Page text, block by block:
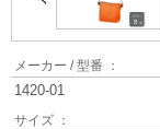
メーカー / 型番 ：
1420-01
サイズ ：